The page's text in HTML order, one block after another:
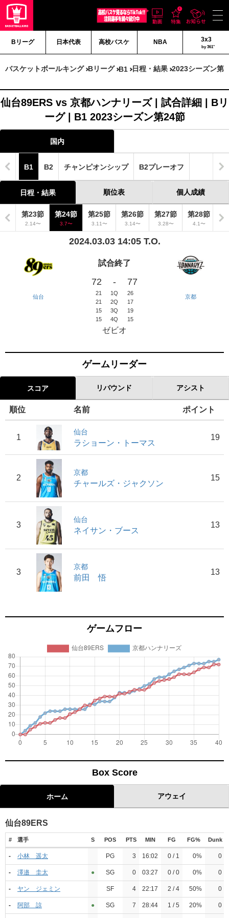
Bリーグ 日本代表 高校バスケ NBA 3x3
by 361°
バスケットボールキング Bリーグ B1 日程・結果 2023シーズン第
仙台89ERS vs 京都ハンナリーズ | 試合詳細 | Bリ
ーグ | B1 2023シーズン第24節
国内
B1 B2 チャンピオンシップ B2プレーオフ
日程・結果 順位表 個人成績
節 第23節
2.14〜
第24節
3.7〜
第25節
3.11〜
第26節
3.14〜
第27節
3.28〜
第28節
4.1〜
2024.03.03 14:05 T.O.
仙台
試合終了
72 - 77
21 1Q
26
21
2Q
17
15
3Q
19
15
4Q 15
ゼビオ
京都
ゲームリーダー
スコア リバウンド アシスト
順位 名前 ポイント
1
仙台
ラショーン・トーマス
19
2
京都
チャールズ・ジャクソン
15
3
仙台
ネイサン・ブース
13
3
京都
前田 悟
13
ゲームフロー
Box Score
ホーム アウェイ
仙台89ERS
# 選手 S POS PTS MIN FG FG% Dunk
- 小林 遥太 PG 3 16:02 0 / 1 0% 0
- 澤邉 圭太 ●︎ SG 0 03:27 0 / 0 0% 0
- ヤン ジェミン SF 4 22:17 2 / 4 50% 0
- 阿部 諒 ●︎ SG 7 28:44 1 / 5 20% 0